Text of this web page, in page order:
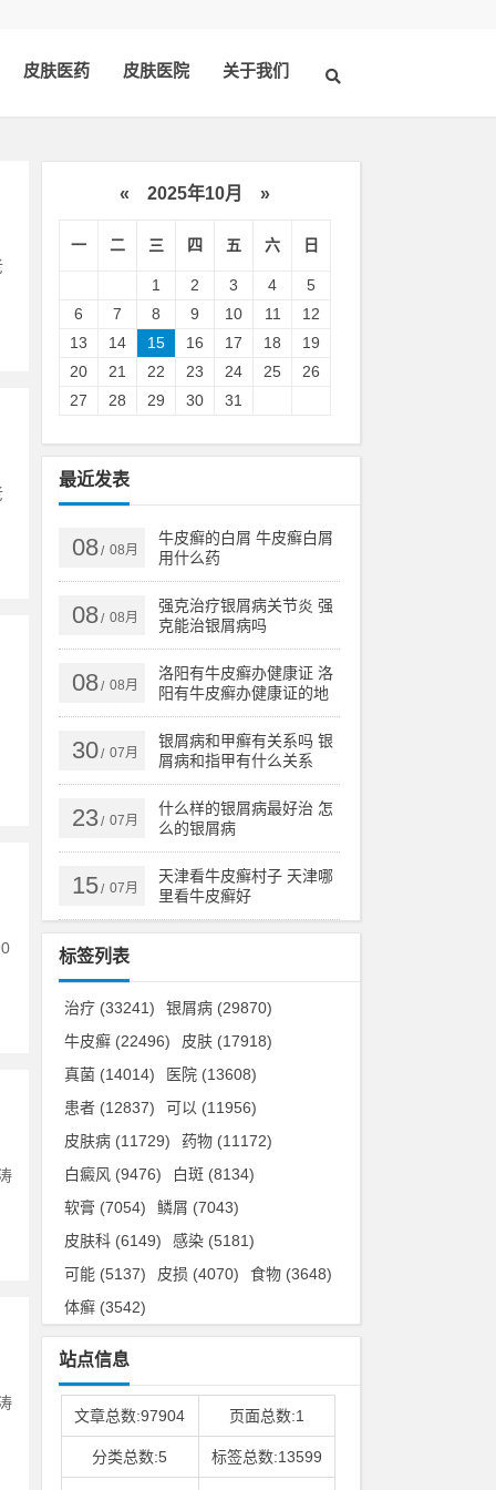
皮肤医药 皮肤医院 关于我们
« 2025年10月 »
一 二 三 四 五 六 日
1 2 3 4
5
6
7 8 9 10 11
12
13
14 15 16 17 18
19
20
21 22 23 24 25
26
27
28 29 30 31
最近发表
08/ 08月
牛皮癣的白屑 牛皮癣白屑
用什么药
08/ 08月
强克治疗银屑病关节炎 强
克能治银屑病吗
08/ 08月
洛阳有牛皮癣办健康证 洛
阳有牛皮癣办健康证的地
方吗
30/ 07月
银屑病和甲癣有关系吗 银
屑病和指甲有什么关系
23/ 07月
什么样的银屑病最好治 怎
么的银屑病
15/ 07月
天津看牛皮癣村子 天津哪
里看牛皮癣好
标签列表
治疗 (33241) 银屑病 (29870)
牛皮癣 (22496) 皮肤 (17918)
真菌 (14014) 医院 (13608)
患者 (12837) 可以 (11956)
皮肤病 (11729) 药物 (11172)
白癜风 (9476) 白斑 (8134)
软膏 (7054) 鳞屑 (7043)
皮肤科 (6149) 感染 (5181)
可能 (5137) 皮损 (4070) 食物 (3648)
体癣 (3542)
站点信息
文章总数:97904 页面总数:1
分类总数:5 标签总数:13599